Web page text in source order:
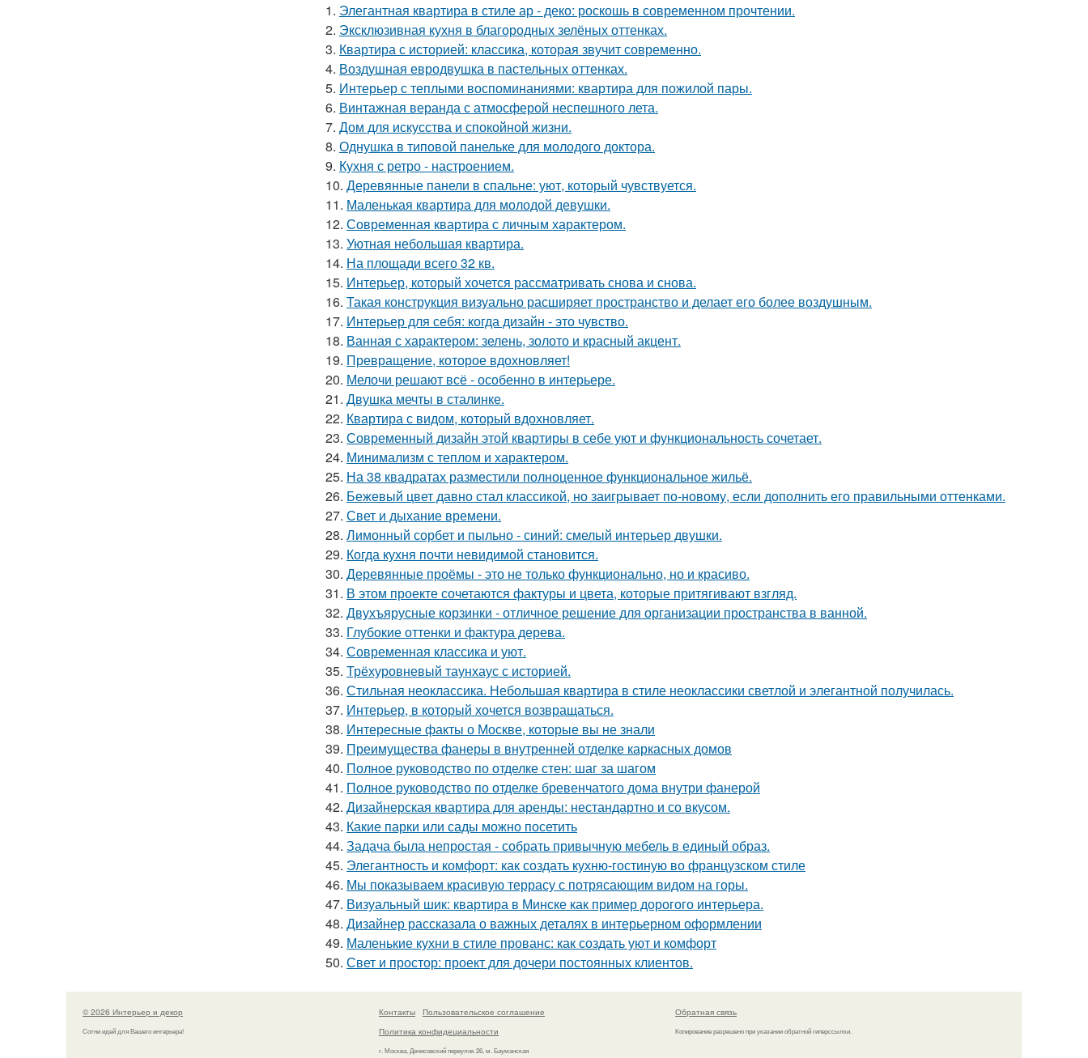
1. Элегантная квартира в стиле ар - деко: роскошь в современном прочтении.
2. Эксклюзивная кухня в благородных зелёных оттенках.
3. Квартира с историей: классика, которая звучит современно.
4. Воздушная евродвушка в пастельных оттенках.
5. Интерьер с теплыми воспоминаниями: квартира для пожилой пары.
6. Винтажная веранда с атмосферой неспешного лета.
7. Дом для искусства и спокойной жизни.
8. Однушка в типовой панельке для молодого доктора.
9. Кухня с ретро - настроением.
10. Деревянные панели в спальне: уют, который чувствуется.
11. Маленькая квартира для молодой девушки.
12. Современная квартира с личным характером.
13. Уютная небольшая квартира.
14. На площади всего 32 кв.
15. Интерьер, который хочется рассматривать снова и снова.
16. Такая конструкция визуально расширяет пространство и делает его более воздушным.
17. Интерьер для себя: когда дизайн - это чувство.
18. Ванная с характером: зелень, золото и красный акцент.
19. Превращение, которое вдохновляет!
20. Мелочи решают всё - особенно в интерьере.
21. Двушка мечты в сталинке.
22. Квартира с видом, который вдохновляет.
23. Современный дизайн этой квартиры в себе уют и функциональность сочетает.
24. Минимализм с теплом и характером.
25. На 38 квадратах разместили полноценное функциональное жильё.
26. Бежевый цвет давно стал классикой, но заигрывает по-новому, если дополнить его правильными оттенками.
27. Свет и дыхание времени.
28. Лимонный сорбет и пыльно - синий: смелый интерьер двушки.
29. Когда кухня почти невидимой становится.
30. Деревянные проёмы - это не только функционально, но и красиво.
31. В этом проекте сочетаются фактуры и цвета, которые притягивают взгляд.
32. Двухъярусные корзинки - отличное решение для организации пространства в ванной.
33. Глубокие оттенки и фактура дерева.
34. Современная классика и уют.
35. Трёхуровневый таунхаус с историей.
36. Стильная неоклассика. Небольшая квартира в стиле неоклассики светлой и элегантной получилась.
37. Интерьер, в который хочется возвращаться.
38. Интересные факты о Москве, которые вы не знали
39. Преимущества фанеры в внутренней отделке каркасных домов
40. Полное руководство по отделке стен: шаг за шагом
41. Полное руководство по отделке бревенчатого дома внутри фанерой
42. Дизайнерская квартира для аренды: нестандартно и со вкусом.
43. Какие парки или сады можно посетить
44. Задача была непростая - собрать привычную мебель в единый образ.
45. Элегантность и комфорт: как создать кухню-гостиную во французском стиле
46. Мы показываем красивую террасу с потрясающим видом на горы.
47. Визуальный шик: квартира в Минске как пример дорогого интерьера.
48. Дизайнер рассказала о важных деталях в интерьерном оформлении
49. Маленькие кухни в стиле прованс: как создать уют и комфорт
50. Свет и простор: проект для дочери постоянных клиентов.
© 2026 Интерьер и декор
Сотни идей для Вашего интерьера!
Контакты
Пользовательское соглашение
Политика конфидециальности
г. Москва, Денисовский переулок 26, м. Бауманская
Обратная связь
Копирование разрешено при указании обратной гиперссылки.